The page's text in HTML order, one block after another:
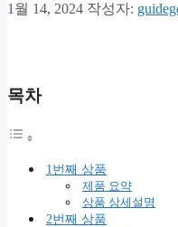
1월 14, 2024 작성자:
목차
1번째 상품
제품 요약
상품 상세설명
2번째 상품